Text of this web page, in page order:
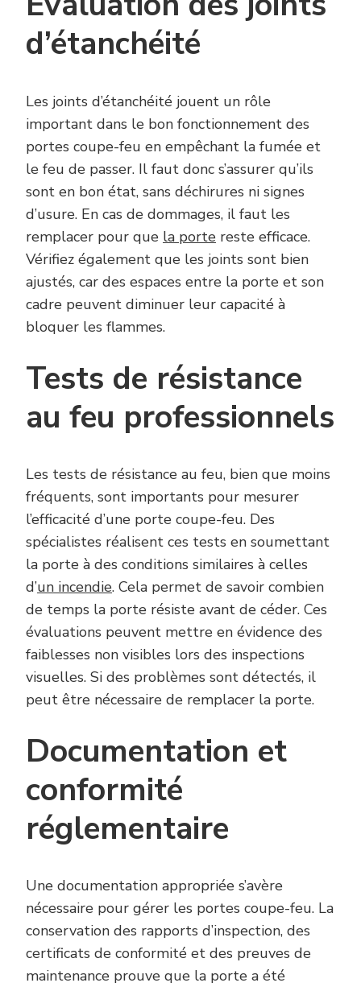
d’étanchéité
Les joints d’étanchéité jouent un rôle
important dans le bon fonctionnement des
portes coupe-feu en empêchant la fumée et
le feu de passer. Il faut donc s’assurer qu’ils
sont en bon état, sans déchirures ni signes
d’usure. En cas de dommages, il faut les
remplacer pour que la porte reste efficace.
Vérifiez également que les joints sont bien
ajustés, car des espaces entre la porte et son
cadre peuvent diminuer leur capacité à
bloquer les flammes.
Tests de résistance
au feu professionnels
Les tests de résistance au feu, bien que moins
fréquents, sont importants pour mesurer
l’efficacité d’une porte coupe-feu. Des
spécialistes réalisent ces tests en soumettant
la porte à des conditions similaires à celles
d’un incendie. Cela permet de savoir combien
de temps la porte résiste avant de céder. Ces
évaluations peuvent mettre en évidence des
faiblesses non visibles lors des inspections
visuelles. Si des problèmes sont détectés, il
peut être nécessaire de remplacer la porte.
Documentation et
conformité
réglementaire
Une documentation appropriée s’avère
nécessaire pour gérer les portes coupe-feu. La
conservation des rapports d’inspection, des
certificats de conformité et des preuves de
maintenance prouve que la porte a été